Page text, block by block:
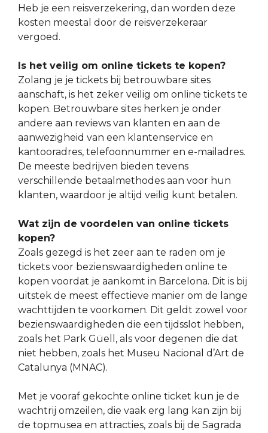
Heb je een reisverzekering, dan worden deze
kosten meestal door de reisverzekeraar
vergoed.
Is het veilig om online tickets te kopen?
Zolang je je tickets bij betrouwbare sites
aanschaft, is het zeker veilig om online tickets te
kopen. Betrouwbare sites herken je onder
andere aan reviews van klanten en aan de
aanwezigheid van een klantenservice en
kantooradres, telefoonnummer en e-mailadres.
De meeste bedrijven bieden tevens
verschillende betaalmethodes aan voor hun
klanten, waardoor je altijd veilig kunt betalen.
Wat zijn de voordelen van online tickets
kopen?
Zoals gezegd is het zeer aan te raden om je
tickets voor bezienswaardigheden online te
kopen voordat je aankomt in Barcelona. Dit is bij
uitstek de meest effectieve manier om de lange
wachttijden te voorkomen. Dit geldt zowel voor
bezienswaardigheden die een tijdsslot hebben,
zoals het Park Güell, als voor degenen die dat
niet hebben, zoals het Museu Nacional d’Art de
Catalunya (MNAC).
Met je vooraf gekochte online ticket kun je de
wachtrij omzeilen, die vaak erg lang kan zijn bij
de topmusea en attracties, zoals bij de Sagrada